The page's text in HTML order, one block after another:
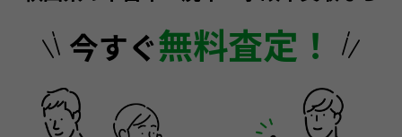
今すぐ無料査定！